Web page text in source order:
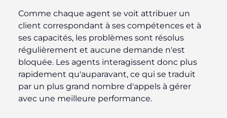
Comme chaque agent se voit attribuer un
client correspondant à ses compétences et à
ses capacités, les problèmes sont résolus
régulièrement et aucune demande n'est
bloquée. Les agents interagissent donc plus
rapidement qu'auparavant, ce qui se traduit
par un plus grand nombre d'appels à gérer
avec une meilleure performance.